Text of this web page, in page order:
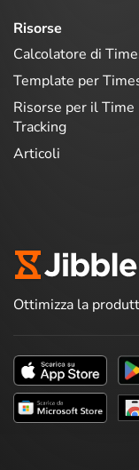
Risorse
Calcolatore di
Template per
Risorse per il Time
Tracking
Articoli
Ottimizza la